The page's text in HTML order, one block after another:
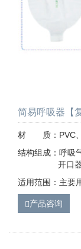
简易呼吸器【
材 质：PVC
结构组成：呼吸
开口器和
适用范围：主要
产品咨询